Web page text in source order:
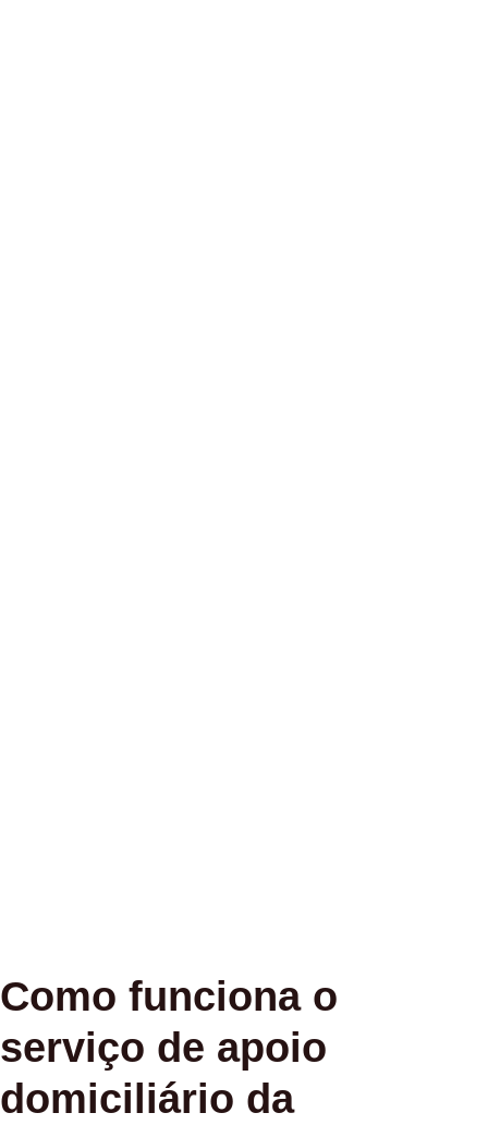
Como funciona o
serviço de apoio
domiciliário da